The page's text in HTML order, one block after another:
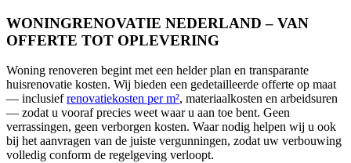
WONINGRENOVATIE NEDERLAND – VAN
OFFERTE TOT OPLEVERING
Woning renoveren begint met een helder plan en transparante
huisrenovatie kosten. Wij bieden een gedetailleerde offerte op maat
— inclusiefrenovatiekosten per m², materiaalkosten en arbeidsuren
— zodat u vooraf precies weet waar u aan toe bent. Geen
verrassingen, geen verborgen kosten. Waar nodig helpen wij u ook
bij het aanvragen van de juiste vergunningen, zodat uw verbouwing
volledig conform de regelgeving verloopt.